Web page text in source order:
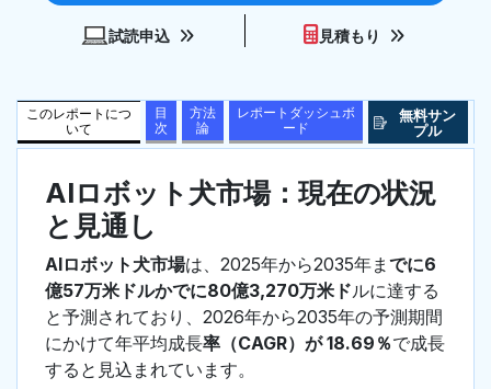
試読申込 見積もり
このレポートにつ
いて
目
次
方法
論
レポートダッシュボ
ード
無料サン
プル
AIロボット犬市場：現在の状況
と見通し
AIロボット犬市場は、2025年から2035年ま でに6
億57万米ドルかでに80億3,270万米ドルに達する
と予測されており、2026年から2035年の予測期間
にかけて年平均成長率（CAGR）が 18.69％で成長
すると見込まれています。